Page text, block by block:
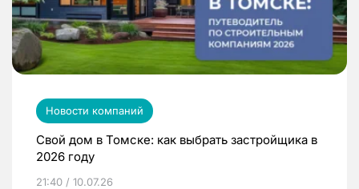
Новости компаний
Свой дом в Томске: как выбрать застройщика в
2026 году
21:40 / 10.07.26